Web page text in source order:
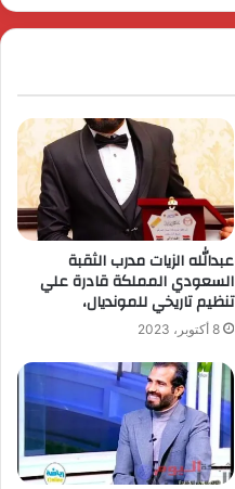
عبدالله الزيات مدرب الثقبة
السعودي المملكة قادرة علي
تنظيم تاريخي للمونديال،
8 أكتوبر، 2023